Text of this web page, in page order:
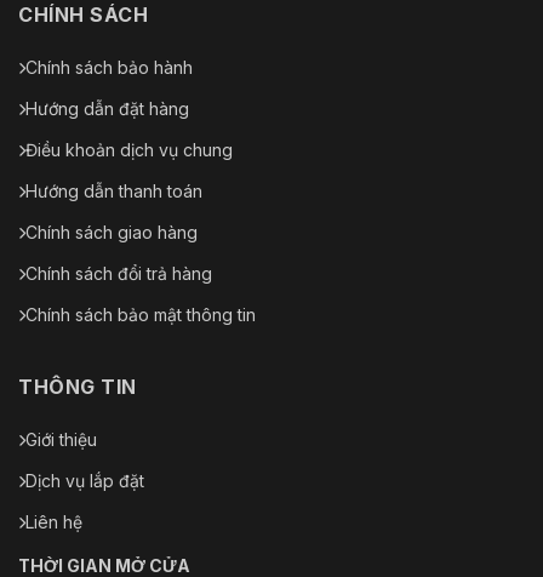
mạng
UDP; SMTP; NTP; DHCP; DNS;
UPnP; ICMP; SNMP; SNMP
ARP; RTCP; RTP; PPPoE;
Khả năng
S&G&T);CGI;SDK
pháp phát
Đơn hướng; Đa hướng
Người
chủ
IE 7 và các phiên bản mới
CHÍNH SÁCH
Chính sách bảo hành
Hướng dẫn đặt hàng
Điều khoản dịch vụ chung
Hướng dẫn thanh toán
Chính sách giao hàng
Chính sách đổi trả hàng
Chính sách bảo mật thông tin
THÔNG TIN
Giới thiệu
Dịch vụ lắp đặt
Liên hệ
THỜI GIAN MỞ CỬA